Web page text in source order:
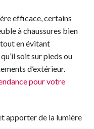
efficace, certains
à chaussures bien
en évitant
soit sur pieds ou
d’extérieur.
pour votre
apporter de la lumière